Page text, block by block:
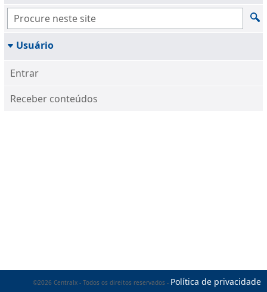
Usuário
Entrar
Receber conteúdos
©2026 Centralx - Todos os direitos reservados - Política de privacidade